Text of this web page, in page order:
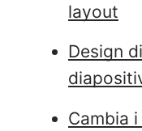
layout
Design
Cambia